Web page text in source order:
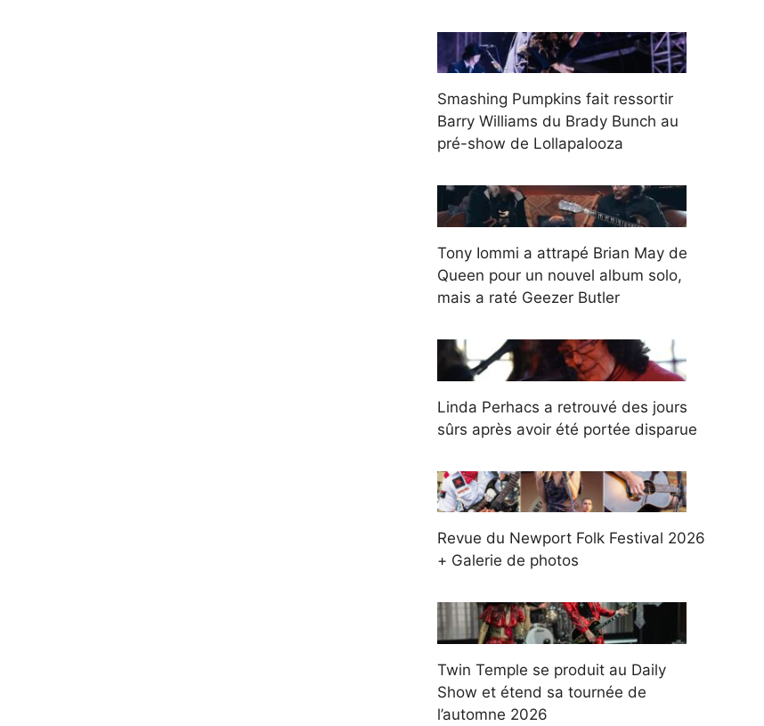
Smashing Pumpkins fait ressortir
Barry Williams du Brady Bunch au
pré-show de Lollapalooza
Tony Iommi a attrapé Brian May de
Queen pour un nouvel album solo,
mais a raté Geezer Butler
Linda Perhacs a retrouvé des jours
sûrs après avoir été portée disparue
Revue du Newport Folk Festival 2026
+ Galerie de photos
Twin Temple se produit au Daily
Show et étend sa tournée de
l’automne 2026